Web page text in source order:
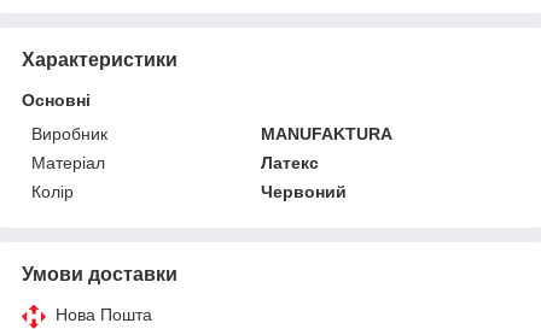
Характеристики
Основні
Виробник
MANUFAKTURA
Матеріал
Латекс
Колір
Червоний
Умови доставки
Нова Пошта